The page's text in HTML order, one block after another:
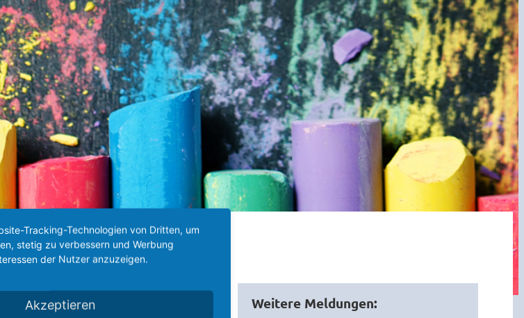
und Fünftklässler
Weitere Meldungen:
Tracking-Technologien von Dritten, um
stetig zu verbessern und Werbung
der Nutzer anzuzeigen.
Akzeptieren